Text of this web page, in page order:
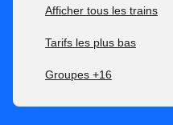
Afficher tous les trains
Tarifs les plus bas
Groupes +16